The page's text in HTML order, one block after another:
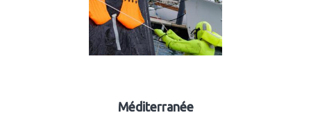
Méditerranée